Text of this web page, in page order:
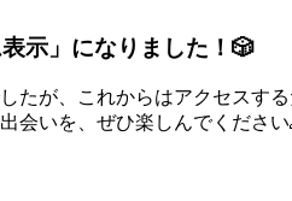
示」になりました！🎲
たが、これからはアクセスす
会いを、ぜひ楽しんでくださ